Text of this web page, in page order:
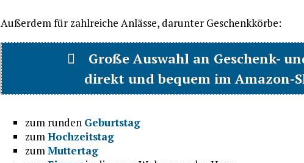
Außerdem für zahlreiche Anlässe, darunter Geschenkkörbe:
Große Auswahl an Geschenk-
direkt und bequem im Amazon-
zum runden Geburtstag
zumHochzeitstag
zumMuttertag